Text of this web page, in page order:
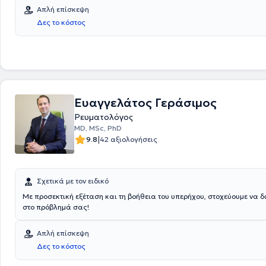
ιατρός είναι Επιστημονικός συνεργάτης της Δ' Πανεπιστημιακής
Κλινικής του Πανεπιστημιακού Γενικού Νοσοκομείου "Αττικόν". Επιπλέον
παρακολουθήσει πληθώρα συνεδρίων και ημερίδων στην Ελλάδα και
σε πολλά από τα οποία έχει υπάρξει και ομιλητής. Τέλος, ο γιατρός
Απλή επίσκεψη
Δες το κόστος
Ευαγγελάτος Γεράσιμος
Ρευματολόγος
MD, MSc, PhD
9.8|42 αξιολογήσεις
Σχετικά με τον ειδικό
Με προσεκτική εξέταση και τη βοήθεια του υπερήχου, στοχεύουμε να
στο πρόβλημά σας!
Απλή επίσκεψη
Δες το κόστος